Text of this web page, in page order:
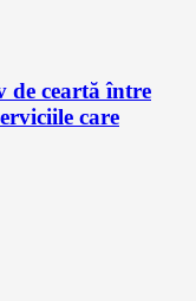
de ceartă între
care